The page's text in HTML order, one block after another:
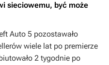
sieciowemu, być może
Auto 5 pozostawało
wiele lat po premierze
2 tygodnie po